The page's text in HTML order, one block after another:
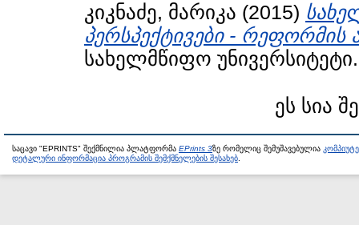
კიკნაძე, მარიკა (2015)
პერსპექტივები - რეფორმის
სახელმწიფო უნივერსიტეტი.
ეს სია
საცავი "EPRINTS" შექმნილია პლატფორმა EPrints 3ზე რომელიც შემუშავებულია
დეტალური ინფორმაცია პროგრამის შემქმნელების შესახებ